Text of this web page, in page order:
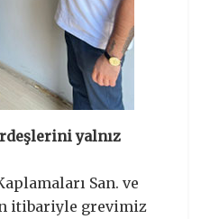
yalnız
San. ve
itibariyle grevimiz